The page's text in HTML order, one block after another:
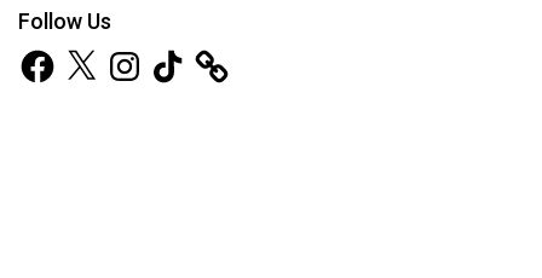
Follow Us
Facebook
X Instagram
TikTok